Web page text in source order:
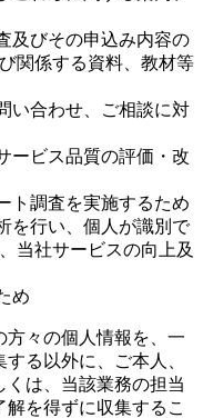
及びその申込み内容の
関係する資料、教材等
い合わせ、ご相談に対
ービス品質の評価・改
ト調査を実施するため
を行い、個人が識別で
当社サービスの向上及
め
方々の個人情報を、一
る以外に、ご本人、
くは、当該業務の担当
を得ずに収集するこ